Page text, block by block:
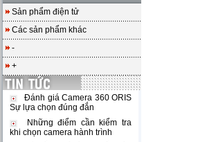
Sản phẩm điện tử
Các sản phẩm khác
-
+
Đánh giá Camera 360 ORIS
Sự lựa chọn đúng đắn
Những điểm cần kiểm tra
khi chọn camera hành trình